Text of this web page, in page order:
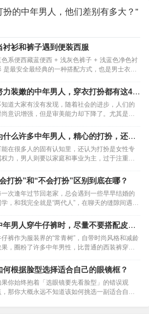
扮的中年男人，他们差别有多大？”
衬衫和裤子遇到便装西服
色系便西藏蓝便西 + 浅灰色裤子 + 浅蓝色净色衬
是最安全最经典的一种搭配方式，也是男士衣橱
到更加明快的下面这个组合。春意更加盎然。蓝
便西 + 更深蓝色裤子 + 浅蓝糖果条衬衫 也是相当
的搭配。这里我们选用了 LP17-100MT-K0004 中
蓝弹力斜纹裤子，饱和度较高，相比藏蓝色更加
快。也算是一种小变化。条纹衬衫换成格纹衬
，用羊毛衫提亮，得到一个更加休闲更加明快的
。&…
力装嫩的中年男人，穿衣打扮都有这4个
征
知道大家有没有发现，随着社会的进步，人们的
尚意识增强，但是审美能力却下降了。尤其是很
是偏爱一些用力过猛的穿搭方式，装嫩不成反倒
态毕现！人到中年想让自己看起来更年轻，这一
无可厚非，毕竟“减龄”是永恒的穿搭课程之一。但
“减龄”不等于“装嫩”，如果为了显年轻而去尝试一
不适合自己年龄气质的穿搭，那就纯属画蛇添
。其实生活中不乏一些“努力装嫩”的中年男人，看
你有没有中招？一、“努力装嫩”的中年男人，穿
…
什么许多中年男人，精心的打扮，还是
股“老人味”？
能在很多人的固有认知里，还认为打扮是女性专
权力，男人则要以家庭和事业为主，过于注重自
交名片，所谓“先敬罗衣后敬人”，懂得打扮的男
，无论在任何场合都会得到别人的尊重和欣赏。
其是到了中年阶段的男人，更要深入了解穿衣打
的重要性，你可以不用像年轻人那样追时髦、赶
流，但是得穿得简约干净且得体。但是穿衣打扮
一门很深的学问，如果没有学习到其时尚精髓，
一股“老人味”，依旧油腻土气！因此中年男人穿衣
扮要懂得…
打扮”和“不会打扮”区别到底在哪？
一次逢年过节回老家，总会遇到一些早早结婚的
学，和我完全就是“两代人”，在聊天的缝隙间遇到
是不是你/她之间经常听到的评价。有人50岁看起
像30岁，有人40岁看起来像60岁。为什么人与人
间的差异就是这么大呢？其实这一切和你有钱没
、会不会化妆，有没有保养关系并不大。主要还
你的穿搭，与年龄、身材和解，这才是你和同龄
差距的真实存在。以下这位时尚博主，和我们普
同的3件单品，这前后反差却不得不让人佩服。
…
年男人穿牛仔裤时，尽量不要搭配皮
、拖鞋，换成这些更高级！
仔裤作为服装界的“常青树”，自带时尚风格和减龄
果，圈粉了许多中年男性，比普通的西装裤穿起
配性很高，但是对于鞋子的搭配却很有讲究，如
适配性低的话，就会显得违和突兀，随之营造整
造型的时尚感和完成度。对于中年男人来说，穿
仔裤尽量不要搭配“皮鞋和拖鞋”，具体什么原因，
何根据脸型选择适合自己的眼镜框？
果你始终抱着「选眼镜要先看脸型」的错误观
，那你大概永远不知道该如何挑选一副适合自己